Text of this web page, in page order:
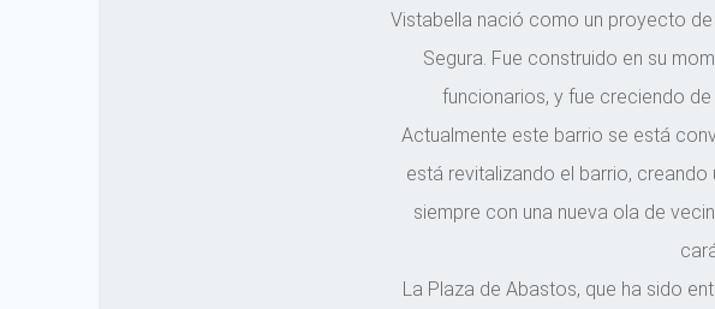
Vistabella nació como un proyecto
Segura. Fue construido en su
funcionarios, y fue creciendo
Actualmente este barrio se está
está revitalizando el barrio,
siempre con una nueva ola de
La Plaza de Abastos, que ha sido